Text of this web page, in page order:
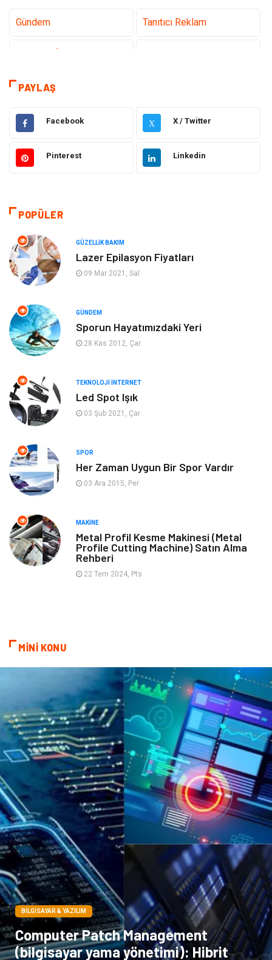
Gündem Tanıtıcı Reklam
Teknoloji İnternet
Hukuk
Dekorasyon Giyim
Otomotiv Güzellik Bakım
Makine
Gıda
Keyif Hobi
Anne Çocuk
Organizasyon Moda
Bilgisayar & Yazılım
Müzik
Spor
Turizm
Nakliye
Mobilya Finans Ekonomi
Evlilik Rehberi
Restaurant
Çocuk Psikolojisi
PAYLAŞ
Facebook X X / Twitter
Pinterest Linkedin
POPÜLER
GÜZELLIK BAKIM
Lazer Epilasyon Fiyatları
09 Mar 2021, Sal
GÜNDEM
Sporun Hayatımızdaki Yeri
28 Kas 2012, Çar
TEKNOLOJI İNTERNET
Led Spot Işık
03 Şub 2021, Çar
SPOR
Her Zaman Uygun Bir Spor Vardır
03 Ara 2015, Per
MAKINE
Metal Profil Kesme Makinesi (Metal
Profile Cutting Machine) Satın Alma
Rehberi
22 Tem 2024, Pts
MİNİ KONU
BILGISAYAR & YAZILIM
Computer Patch Management
(bilgisayar yama yönetimi): Hibrit